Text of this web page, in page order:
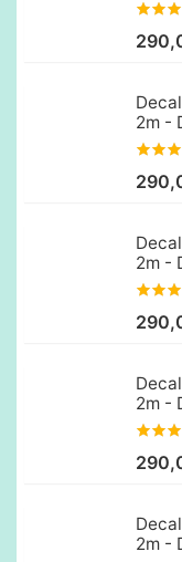
2m -
2m -
2m -
2m -